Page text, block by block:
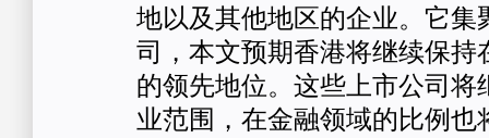
地以及其他地区的企业。它集
司，本文预期香港将继续保持
的领先地位。这些上市公司将
业范围，在金融领域的比例也